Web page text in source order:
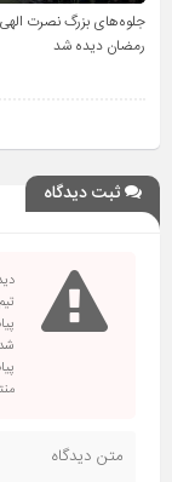
جلوه‌های بزرگ نصرت
رمضان دیده شد
ثبت دیدگاه